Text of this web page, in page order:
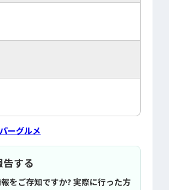
ーグルメ
告する
をご存知ですか? 実際に行った方